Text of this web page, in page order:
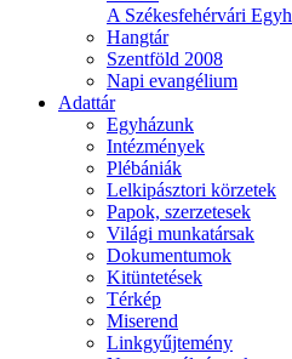
A Székesfehérvári
Hangtár
Szentföld 2008
Napi evangélium
Adattár
Egyházunk
Intézmények
Plébániák
Lelkipásztori körzetek
Papok, szerzetesek
Világi munkatársak
Dokumentumok
Kitüntetések
Térkép
Miserend
Linkgyűjtemény